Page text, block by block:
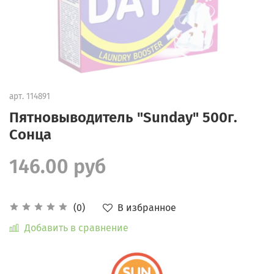
арт. 114891
Пятновыводитель "Sunday" 500г.
Сонца
(0)
В избранное
Добавить в сравнение
146.00 руб